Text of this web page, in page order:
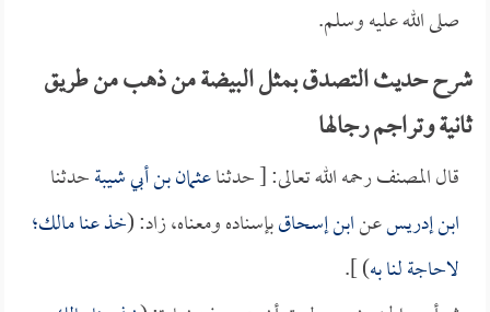
صلى الله عليه وسلم.
شرح حديث التصدق بمثل البيضة من ذهب من طريق
ثانية وتراجم رجالها
قال المصنف رحمه الله تعالى: [ حدثناعثمان بن أبي شيبةحدثنا
ابن إدريسعنابن إسحاقبإسناده ومعناه، زاد: (خذ عنا مالك؛
لاحاجة لنا به) ].